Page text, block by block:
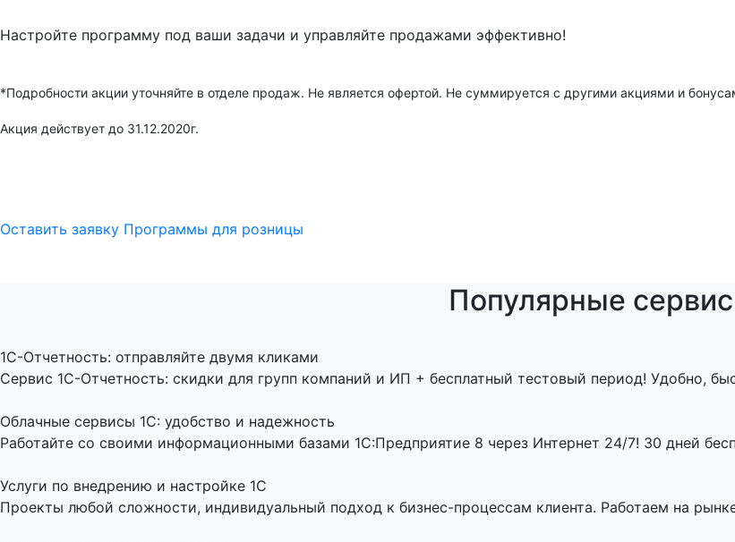
Настройте программу под ваши задачи и управляйте продажами эффективно!
*Подробности акции уточняйте в отделе продаж. Не является офертой. Не суммируется с другими акциями и
Акция действует до 31.12.2020г.
Оставить заявку Программы для розницы
Популярные
1C-Отчетность: отправляйте двумя кликами
Сервис 1С-Отчетность: скидки для групп компаний и ИП + бесплатный тестовый период! Удобно,
Облачные сервисы 1С: удобство и надежность
Работайте со своими информационными базами 1С:Предприятие 8 через Интернет 24/7! 30 дней
Услуги по внедрению и настройке 1С
Проекты любой сложности, индивидуальный подход к бизнес-процессам клиента. Работаем на